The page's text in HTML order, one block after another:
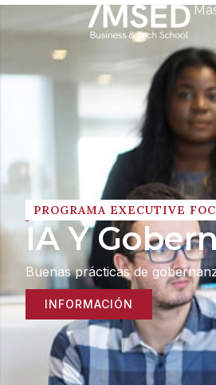
PROGRAMA EXECUTIVE
IA Y
Buenas prácticas de
INFORMACIÓN